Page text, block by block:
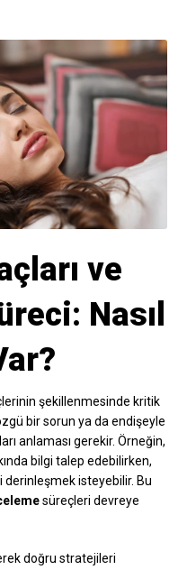
ve
Nasıl
şekillenmesinde kritik
bir sorun ya da endişeyle
anlaması gerekir. Örneğin,
bilgi talep edebilirken,
derinleşmek isteyebilir. Bu
süreçleri devreye
doğru stratejileri